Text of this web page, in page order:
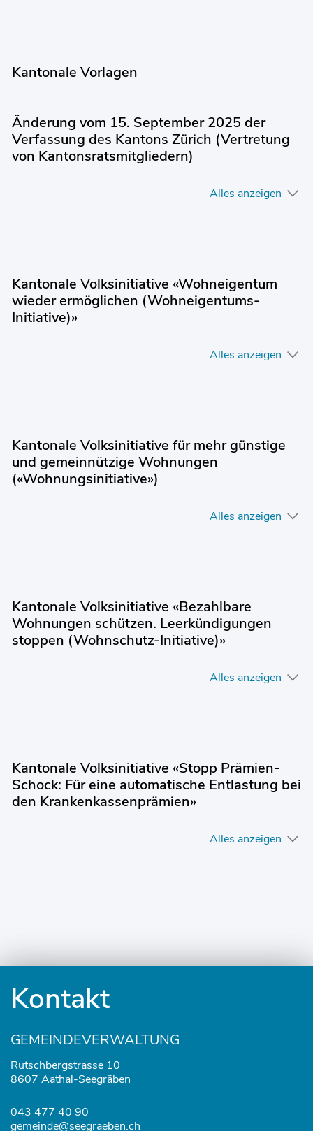
Kantonale Vorlagen
Änderung vom 15. September 2025 der
Verfassung des Kantons Zürich (Vertretung
von Kantonsratsmitgliedern)
Alles anzeigen
Kantonale Volksinitiative «Wohneigentum
wieder ermöglichen (Wohneigentums-
Initiative)»
Alles anzeigen
Kantonale Volksinitiative für mehr günstige
und gemeinnützige Wohnungen
(«Wohnungsinitiative»)
Alles anzeigen
Kantonale Volksinitiative «Bezahlbare
Wohnungen schützen. Leerkündigungen
stoppen (Wohnschutz-Initiative)»
Alles anzeigen
Kantonale Volksinitiative «Stopp Prämien-
Schock: Für eine automatische Entlastung bei
den Krankenkassenprämien»
Alles anzeigen
Kontakt
GEMEINDEVERWALTUNG
Rutschbergstrasse 10
8607 Aathal-Seegräben
043 477 40 90
gemeinde@seegraeben.ch